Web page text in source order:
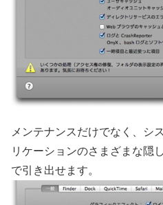
メンテナンスだけでなく、シ
リケーションのさまざまな隠
で引き出せます。